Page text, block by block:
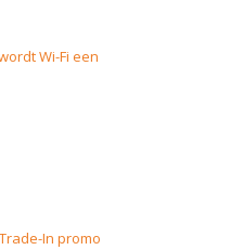
Wi-Fi een
In promo